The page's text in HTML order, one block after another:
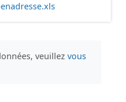
veuillez vous